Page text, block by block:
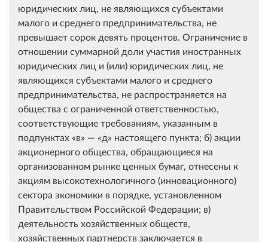
юридических лиц, не являющихся субъектами
малого и среднего предпринимательства, не
превышает сорок девять процентов. Ограничение в
отношении суммарной доли участия иностранных
юридических лиц и (или) юридических лиц, не
являющихся субъектами малого и среднего
предпринимательства, не распространяется на
общества с ограниченной ответственностью,
соответствующие требованиям, указанным в
подпунктах «в» — «д» настоящего пункта; б) акции
акционерного общества, обращающиеся на
организованном рынке ценных бумаг, отнесены к
акциям высокотехнологичного (инновационного)
сектора экономики в порядке, установленном
Правительством Российской Федерации; в)
деятельность хозяйственных обществ,
хозяйственных партнерств заключается в